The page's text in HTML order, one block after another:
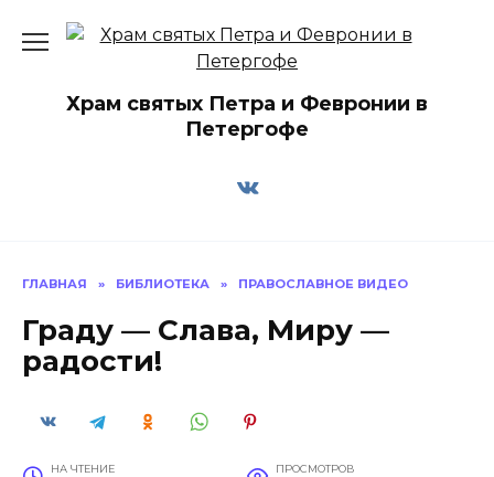
Храм святых Петра и Февронии в
Петергофе
ГЛАВНАЯ » БИБЛИОТЕКА » ПРАВОСЛАВНОЕ ВИДЕО
Граду — Слава, Миру —
радости!
НА ЧТЕНИЕ ПРОСМОТРОВ